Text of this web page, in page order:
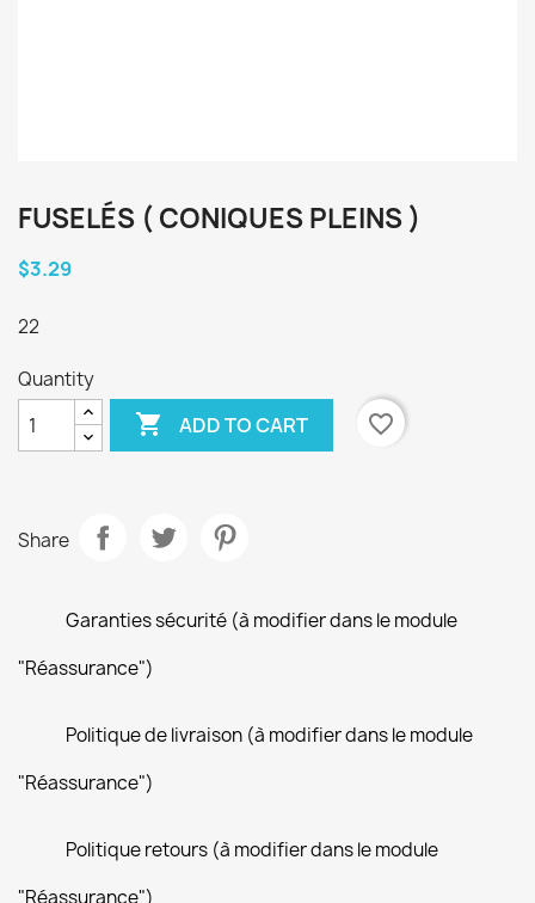
FUSELÉS ( CONIQUES PLEINS )
$3.29
22
Quantity
 ADD TO CART favorite_border
Share
Garanties sécurité (à modifier dans le module
"Réassurance")
Politique de livraison (à modifier dans le module
"Réassurance")
Politique retours (à modifier dans le module
"Réassurance")